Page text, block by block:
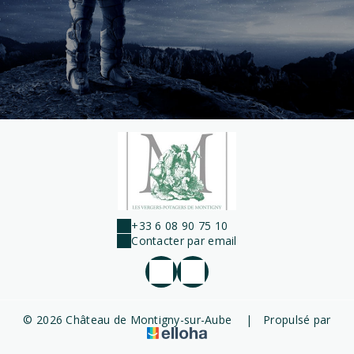
+33 6 08 90 75 10
Contacter par email
© 2026 Château de Montigny-sur-Aube | Propulsé par